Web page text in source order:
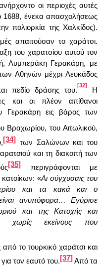
οι περιοχές αυτές
1688, ένεκα απασχολήσεως
πολιορκία της Χαλκίδος).
απαιτούσαν το χαράτσι.
του χαρατσίου αυτού τον
Λυμπεράκη Γερακάρη, με
Αθηνών μέχρι Λευκάδος
πεδίο δράσης του.
[32]
Η
και οι πλέον απίθανοι
Γερακάρη εις βάρος των
Βραχωρίου, του Αιτωλικού,
[34] των Σαλώνων και του
και τη διακοπή των
[35] περιγράφονται με
«Αι σύγχυσαις του
και τα κακά και ο
ανυπόφορα… Εγύρισε
και της Κατοχής και
χωρίς εκείνους που
το τουρκικό χαράτσι και
τον εαυτό του.[37]Από τα